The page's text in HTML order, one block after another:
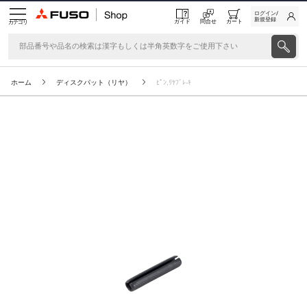
カテゴリ ガイド 問合せ カート
ログイン/
新規登録
ホーム ディスクパット（リヤ） ﾋﾟﾝ,ﾘﾔﾌﾞﾚ-ｷ